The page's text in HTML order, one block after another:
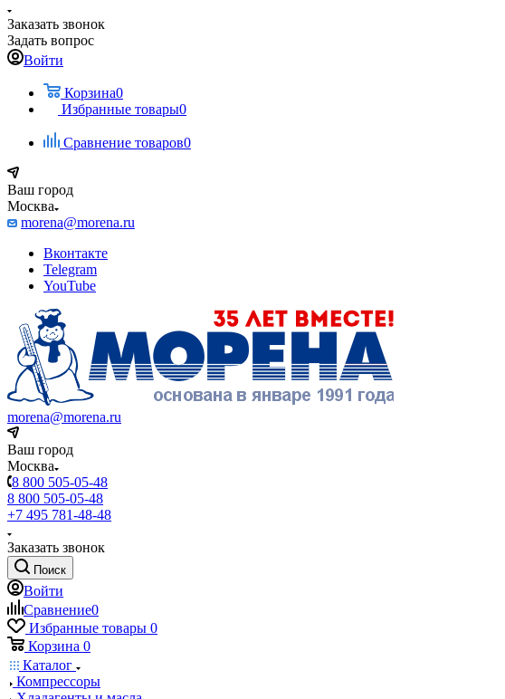
Заказать звонок
Задать вопрос
Войти
Корзина0
Избранные товары0
Сравнение товаров0
Ваш город
Москва
morena@morena.ru
Вконтакте
Telegram
YouTube
morena@morena.ru
Ваш город
Москва
8 800 505-05-48
8 800 505-05-48
+7 495 781-48-48
Заказать звонок
Поиск
Войти
Сравнение0
Избранные товары 0
Корзина 0
Каталог
Компрессоры